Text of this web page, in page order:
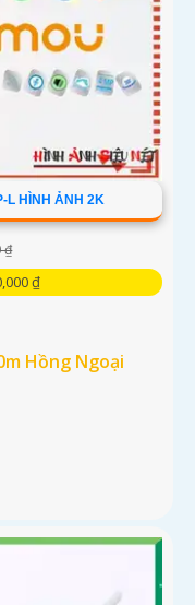
L HÌNH ẢNH 2K
₫
₫
Hồng Ngoại